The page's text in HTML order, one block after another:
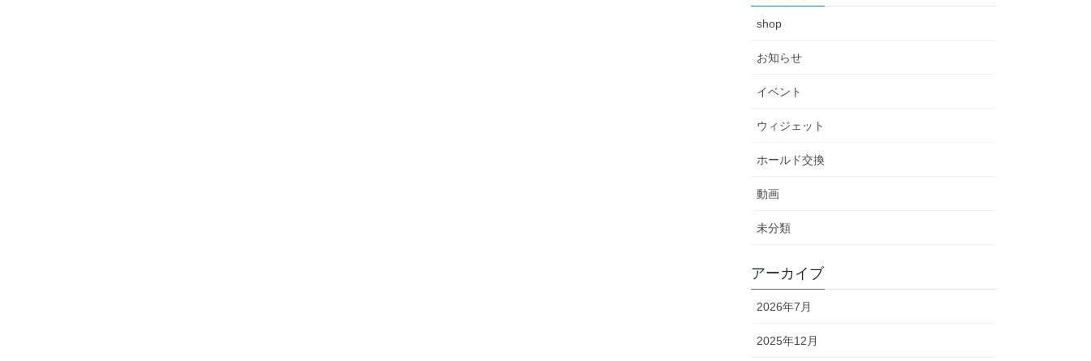
shop
お知らせ
イベント
ウィジェット
ホールド交換
動画
未分類
アーカイブ
2026年7月
2025年12月